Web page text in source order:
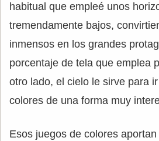
habitual que empleé unos
tremendamente bajos,
inmensos en los grandes
porcentaje de tela que emplea
otro lado, el cielo le sirve para
colores de una forma muy
Esos juegos de colores